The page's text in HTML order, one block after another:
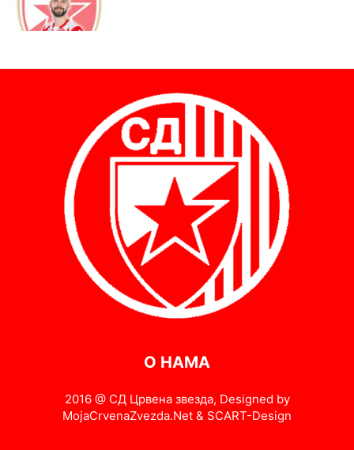
О НАМА
2016 @ СД Црвена звезда, Designed by
MojaCrvenaZvezda.Net & SCART-Design